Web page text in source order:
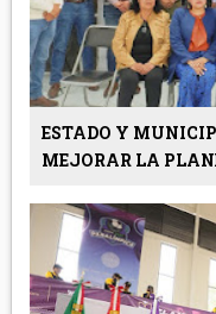
ESTADO Y
MEJORAR LA